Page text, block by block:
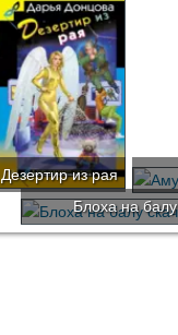
Дезертир из рая
Блоха на балу